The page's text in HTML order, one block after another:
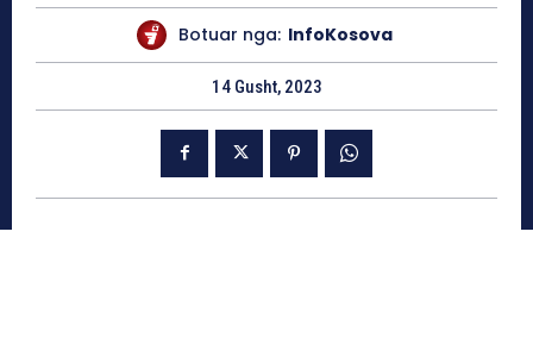
Botuar nga: InfoKosova
14 Gusht, 2023